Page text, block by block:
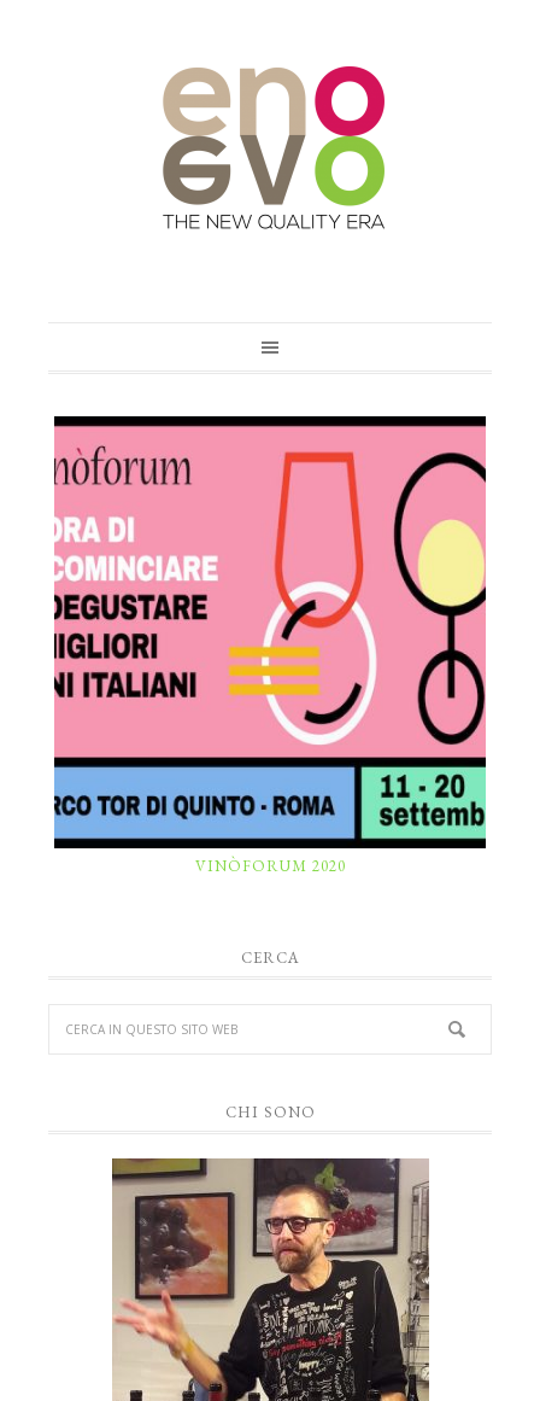
VINÒFORUM 2020
CERCA
CHI SONO